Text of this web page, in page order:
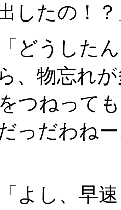
したの！
どうした
、物忘れ
つねって
っだわね
よし、早